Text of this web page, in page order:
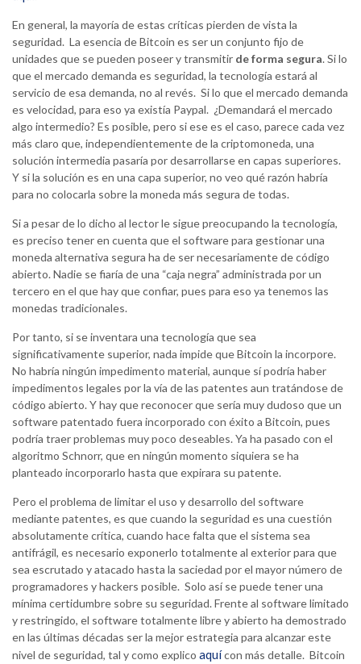
En general, la mayoría de estas críticas pierden de vista la
seguridad. La esencia de Bitcoin es ser un conjunto fijo de
unidades que se pueden poseer y transmitir de forma segura. Si lo
que el mercado demanda es seguridad, la tecnología estará al
servicio de esa demanda, no al revés. Si lo que el mercado demanda
es velocidad, para eso ya existía Paypal. ¿Demandará el mercado
algo intermedio? Es posible, pero si ese es el caso, parece cada vez
más claro que, independientemente de la criptomoneda, una
solución intermedia pasaría por desarrollarse en capas superiores.
Y si la solución es en una capa superior, no veo qué razón habría
para no colocarla sobre la moneda más segura de todas.
Si a pesar de lo dicho al lector le sigue preocupando la tecnología,
es preciso tener en cuenta que el software para gestionar una
moneda alternativa segura ha de ser necesariamente de código
abierto. Nadie se fiaría de una “caja negra” administrada por un
tercero en el que hay que confiar, pues para eso ya tenemos las
monedas tradicionales.
Por tanto, si se inventara una tecnología que sea
significativamente superior, nada impide que Bitcoin la incorpore.
No habría ningún impedimento material, aunque sí podría haber
impedimentos legales por la vía de las patentes aun tratándose de
código abierto. Y hay que reconocer que sería muy dudoso que un
software patentado fuera incorporado con éxito a Bitcoin, pues
podría traer problemas muy poco deseables. Ya ha pasado con el
algoritmo Schnorr, que en ningún momento siquiera se ha
planteado incorporarlo hasta que expirara su patente.
Pero el problema de limitar el uso y desarrollo del software
mediante patentes, es que cuando la seguridad es una cuestión
absolutamente crítica, cuando hace falta que el sistema sea
antifrágil, es necesario exponerlo totalmente al exterior para que
sea escrutado y atacado hasta la saciedad por el mayor número de
programadores y hackers posible. Solo así se puede tener una
mínima certidumbre sobre su seguridad. Frente al software limitado
y restringido, el software totalmente libre y abierto ha demostrado
en las últimas décadas ser la mejor estrategia para alcanzar este
nivel de seguridad, tal y como explico aquícon más detalle. Bitcoin